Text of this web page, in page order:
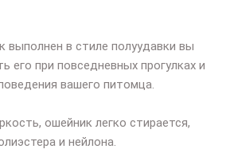
выполнен в стиле полуудавки вы
его при повседневных прогулках и
вашего питомца.
ошейник легко стирается,
и нейлона.